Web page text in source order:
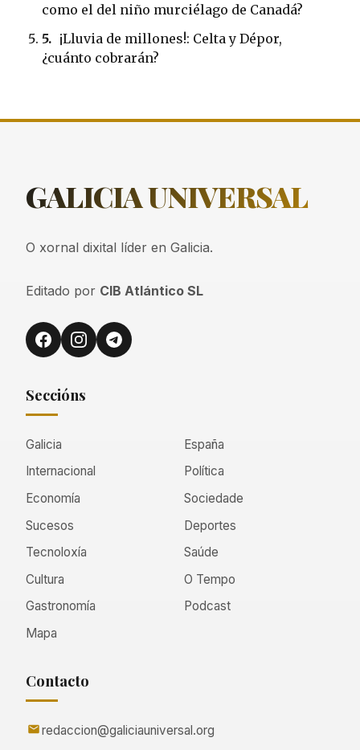
como el del niño murciélago de Canadá?
5. ¡Lluvia de millones!: Celta y Dépor,
¿cuánto cobrarán?
GALICIAUNIVERSAL
O xornal dixital líder en Galicia.
Editado por CIB Atlántico SL
Seccións
Galicia
España
Internacional
Política
Economía
Sociedade
Sucesos
Deportes
Tecnoloxía
Saúde
Cultura
O Tempo
Gastronomía
Podcast
Mapa
Contacto
redaccion@galiciauniversal.org